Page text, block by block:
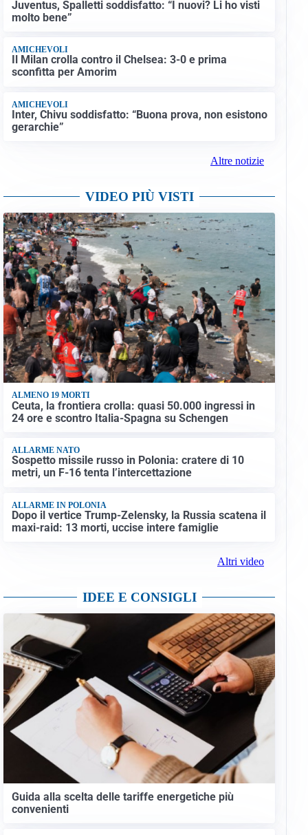
Juventus, Spalletti soddisfatto: “I nuovi? Li ho visti
molto bene”
AMICHEVOLI
Il Milan crolla contro il Chelsea: 3-0 e prima
sconfitta per Amorim
AMICHEVOLI
Inter, Chivu soddisfatto: “Buona prova, non esistono
gerarchie”
Altre notizie
VIDEO PIÙ VISTI
ALMENO 19 MORTI
Ceuta, la frontiera crolla: quasi 50.000 ingressi in
24 ore e scontro Italia-Spagna su Schengen
ALLARME NATO
Sospetto missile russo in Polonia: cratere di 10
metri, un F-16 tenta l’intercettazione
ALLARME IN POLONIA
Dopo il vertice Trump-Zelensky, la Russia scatena il
maxi-raid: 13 morti, uccise intere famiglie
Altri video
IDEE E CONSIGLI
Guida alla scelta delle tariffe energetiche più
convenienti